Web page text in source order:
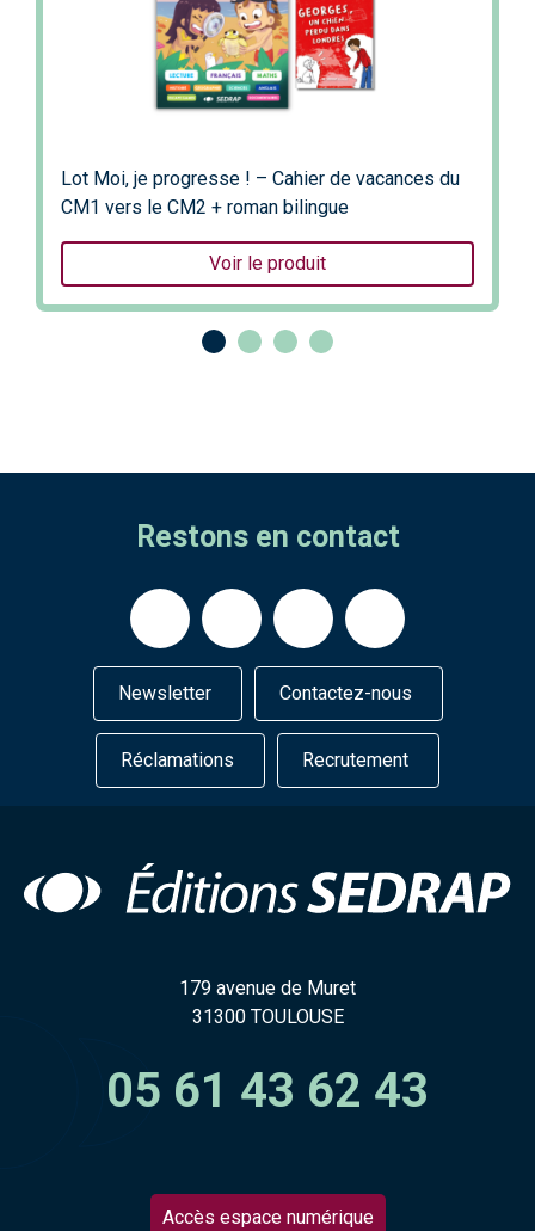
Lot Moi, je progresse ! – Cahier de vacances du
CM1 vers le CM2 + roman bilingue
Voir le produit
Restons en contact
Newsletter Contactez-nous
Réclamations Recrutement
179 avenue de Muret
31300 TOULOUSE
05 61 43 62 43
Accès espace numérique